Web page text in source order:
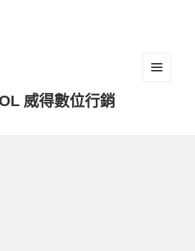
威得數位行銷